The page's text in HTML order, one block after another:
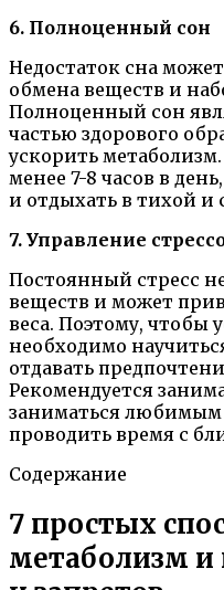
6. Полноценный сон
Недостаток сна
обмена веществ и
Полноценный сон
частью здорового
ускорить
менее 7-8 часов в
и отдыхать в тихой и
7. Управление
Постоянный стресс
веществ и может
веса. Поэтому, чтобы
необходимо
отдавать
Рекомендуется
заниматься любимым
проводить время с
Содержание
7 простых
метаболизм и